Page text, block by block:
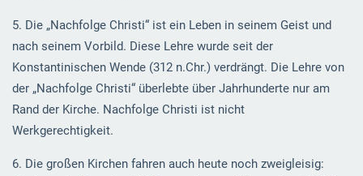
5. Die „Nachfolge Christi“ ist ein Leben in seinem Geist und
nach seinem Vorbild. Diese Lehre wurde seit der
Konstantinischen Wende (312 n.Chr.) verdrängt. Die Lehre von
der „Nachfolge Christi“ überlebte über Jahrhunderte nur am
Rand der Kirche. Nachfolge Christi ist nicht
Werkgerechtigkeit.
6. Die großen Kirchen fahren auch heute noch zweigleisig: